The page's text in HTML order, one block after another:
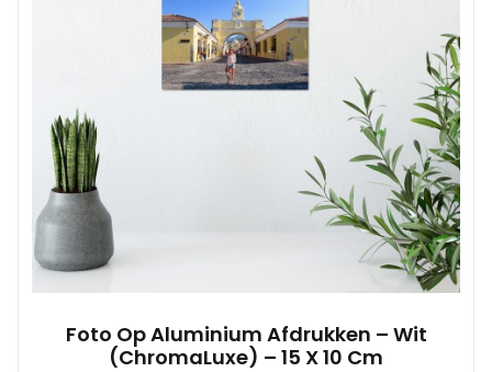
Foto Op Aluminium Afdrukken – Wit
(ChromaLuxe) – 15 X 10 Cm